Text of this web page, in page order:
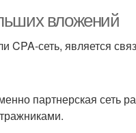
вложений
CPA-сеть, является
партнерская сеть